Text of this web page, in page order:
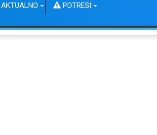
AKTUALNO POTRESI